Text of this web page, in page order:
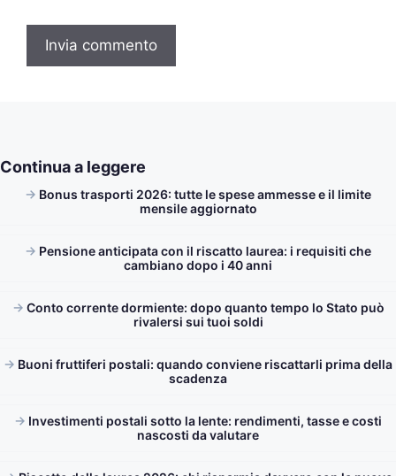
Continua a leggere
Bonus trasporti 2026: tutte le spese ammesse e il limite
mensile aggiornato
Pensione anticipata con il riscatto laurea: i requisiti che
cambiano dopo i 40 anni
Conto corrente dormiente: dopo quanto tempo lo Stato può
rivalersi sui tuoi soldi
Buoni fruttiferi postali: quando conviene riscattarli prima della
scadenza
Investimenti postali sotto la lente: rendimenti, tasse e costi
nascosti da valutare